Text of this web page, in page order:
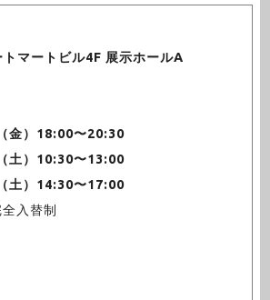
マートビル4F 展示ホールA
金）18:00〜20:30
土）10:30〜13:00
土）14:30〜17:00
入替制